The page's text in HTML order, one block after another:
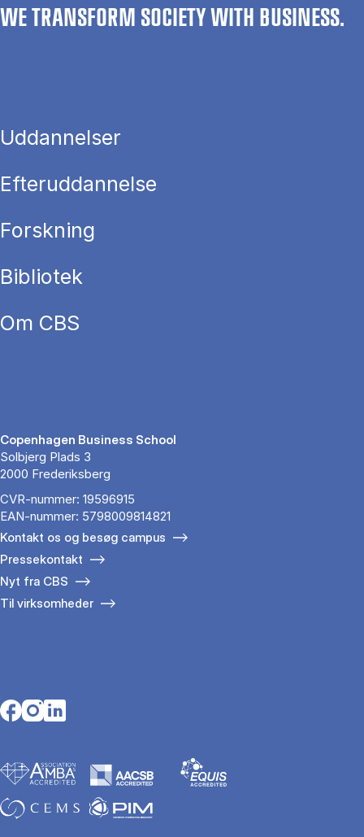
WE TRANSFORM SOCIETY WITH BUSINESS.
Uddannelser
Efteruddannelse
Forskning
Bibliotek
Om CBS
Copenhagen Business School
Solbjerg Plads 3
2000 Frederiksberg
CVR-nummer: 19596915
EAN-nummer: 5798009814821
Kontakt os og besøg campus
Pressekontakt
Nyt fra CBS
Til virksomheder
Opens in a new tab
Opens in a new tab
Opens in a new tab